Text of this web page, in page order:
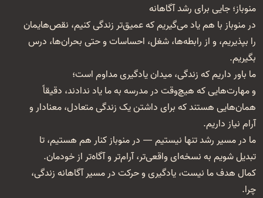
منوباز؛ جایی برای رشد آگاهانه
در منوباز با هم یاد می‌گیریم که عمیق‌تر زندگی کنیم، نقص‌هایمان
را بپذیریم، و از رابطه‌ها، شغل‌، احساسات و حتی بحران‌ها، درس
بگیریم.
ما باور داریم که زندگی، میدان یادگیری مداوم است؛
و مهارت‌هایی که هیچ‌وقت در مدرسه به ما یاد ندادند، دقیقاً
همان‌هایی هستند که برای داشتن یک زندگی متعادل، معنا‌دار و
آرام نیاز داریم.
ما در مسیر رشد تنها نیستیم — در منوباز کنار هم هستیم، تا
تبدیل شویم به نسخه‌ای واقعی‌تر، آرام‌تر و آگاه‌تر از خودمان.
کمال هدف ما نیست، یادگیری و حرکت در مسیر آگاهانه زندگی،
چرا.